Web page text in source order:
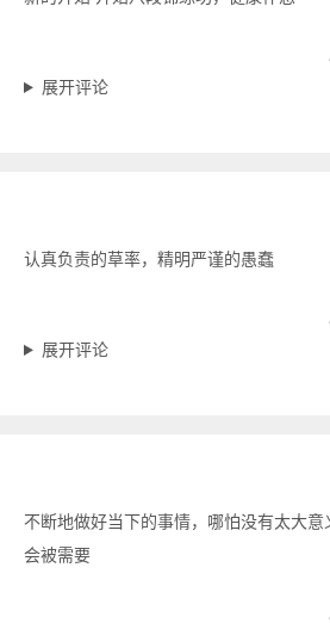
展开评论
认真负责的草率，精明严谨的愚蠢
展开评论
不断地做好当下的事情，哪怕没有太大意
会被需要